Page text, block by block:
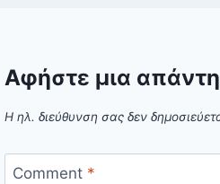
Αφήστε μια
Η ηλ. διεύθυνση σας δεν
Comment *